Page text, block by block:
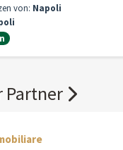
von: Napoli
Partner